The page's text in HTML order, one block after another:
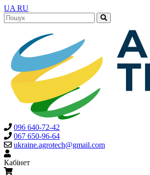
UA RU
096 640-72-42
067 650-96-64
ukraine.agrotech@gmail.com
Кабінет